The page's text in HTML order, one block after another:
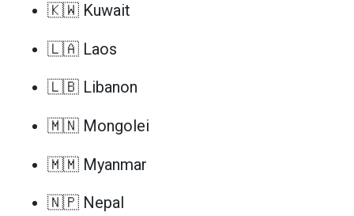
🇰🇼 Kuwait
🇱🇦 Laos
🇱🇧 Libanon
🇲🇳 Mongolei
🇲🇲 Myanmar
🇳🇵 Nepal